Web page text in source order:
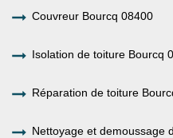
Couvreur Bourcq 08400
Isolation de toiture Bourcq
Réparation de toiture
Nettoyage et demoussage